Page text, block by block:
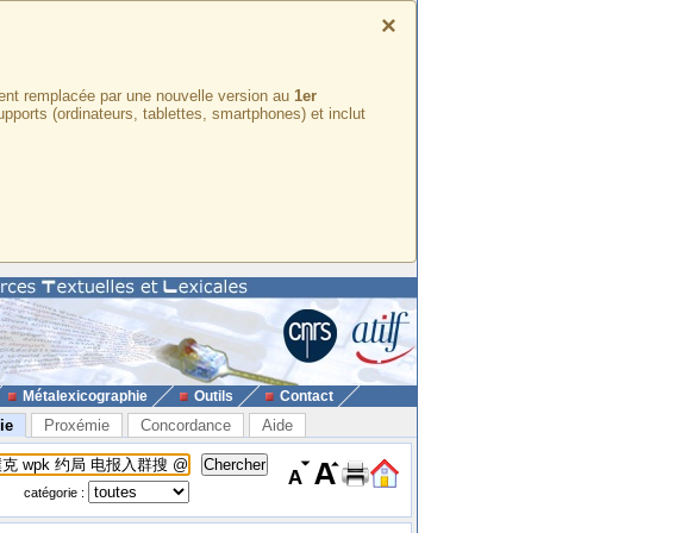
×
remplacée par une nouvelle version au 1er
(ordinateurs, tablettes, smartphones) et inclut
Métalexicographie Outils Contact
Proxémie Concordance Aide
catégorie :